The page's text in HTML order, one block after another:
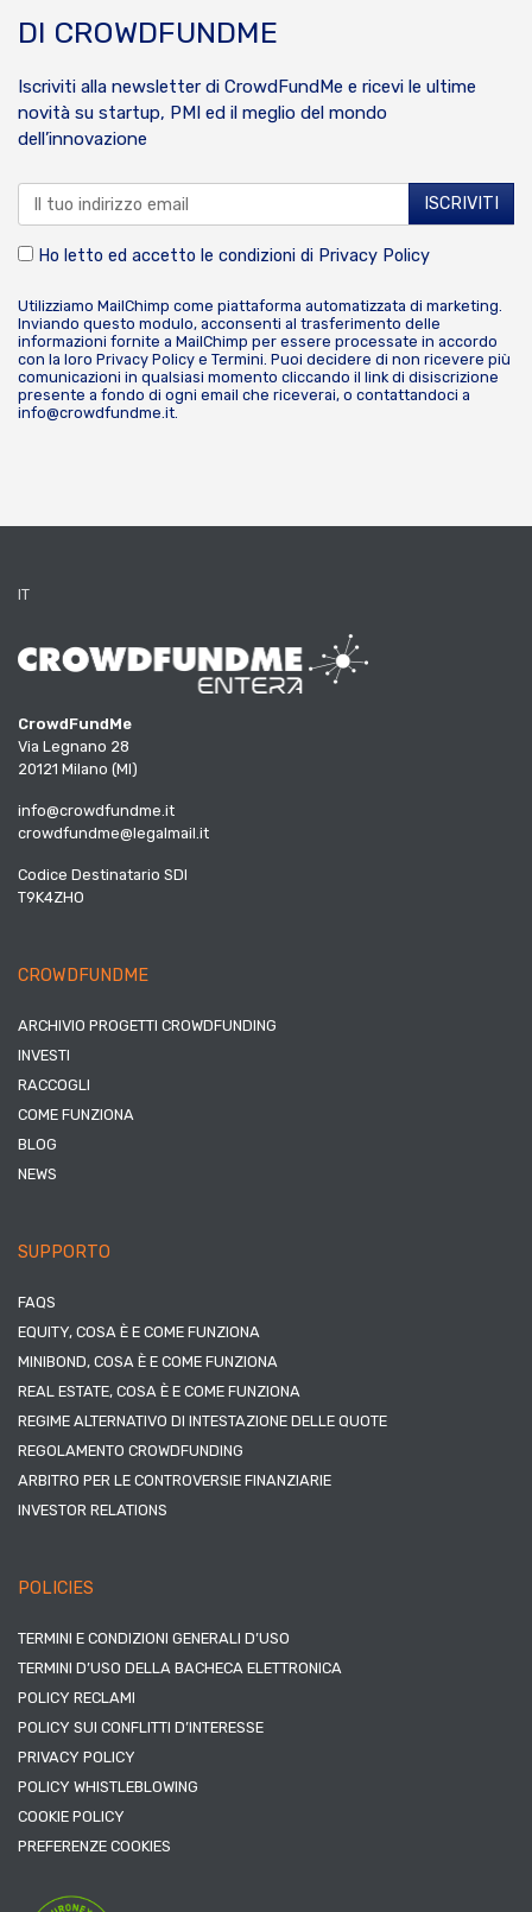
DI CROWDFUNDME
Iscriviti alla newsletter di CrowdFundMe e ricevi le ultime
novità su startup, PMI ed il meglio del mondo
dell’innovazione
Ho letto ed accetto le condizioni di Privacy Policy
Utilizziamo MailChimp come piattaforma automatizzata di marketing.
Inviando questo modulo, acconsenti al trasferimento delle
informazioni fornite a MailChimp per essere processate in accordo
con la loro Privacy Policy e Termini . Puoi decidere di non ricevere più
comunicazioni in qualsiasi momento cliccando il link di disiscrizione
presente a fondo di ogni email che riceverai, o contattandoci a
info@crowdfundme.it
IT
CrowdFundMe
Via Legnano 28
20121 Milano (MI)
info@crowdfundme.it
crowdfundme@legalmail.it
Codice Destinatario SDI
T9K4ZHO
CROWDFUNDME
ARCHIVIO PROGETTI CROWDFUNDING
INVESTI
RACCOGLI
COME FUNZIONA
BLOG
NEWS
SUPPORTO
FAQS
EQUITY, COSA È E COME FUNZIONA
MINIBOND, COSA È E COME FUNZIONA
REAL ESTATE, COSA È E COME FUNZIONA
REGIME ALTERNATIVO DI INTESTAZIONE DELLE QUOTE
REGOLAMENTO CROWDFUNDING
ARBITRO PER LE CONTROVERSIE FINANZIARIE
INVESTOR RELATIONS
POLICIES
TERMINI E CONDIZIONI GENERALI D’USO
TERMINI D’USO DELLA BACHECA ELETTRONICA
POLICY RECLAMI
POLICY SUI CONFLITTI D’INTERESSE
PRIVACY POLICY
POLICY WHISTLEBLOWING
COOKIE POLICY
PREFERENZE COOKIES